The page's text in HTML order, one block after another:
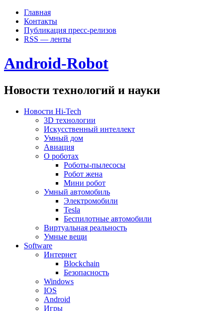
Главная
Контакты
Публикация пресс-релизов
RSS — ленты
Android-Robot
Новости технологий и науки
Новости Hi-Tech
3D технологии
Искусственный интеллект
Умный дом
Авиация
О роботах
Роботы-пылесосы
Робот жена
Мини робот
Умный автомобиль
Электромобили
Tesla
Беспилотные автомобили
Виртуальная реальность
Умные вещи
Software
Интернет
Blockchain
Безопасность
Windows
IOS
Android
Игры